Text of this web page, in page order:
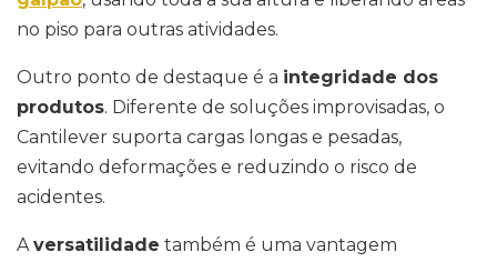
no piso para outras atividades.
Outro ponto de destaque é a integridade dos
produtos. Diferente de soluções improvisadas, o
Cantilever suporta cargas longas e pesadas,
evitando deformações e reduzindo o risco de
acidentes.
Aversatilidade também é uma vantagem